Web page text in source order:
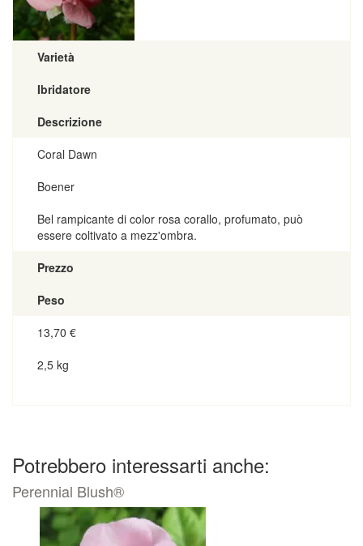
Varietà
Ibridatore
Descrizione
Coral Dawn
Boener
Bel rampicante di color rosa corallo, profumato, può
essere coltivato a mezz'ombra.
Prezzo
Peso
13,70 €
2,5 kg
Potrebbero interessarti anche:
Perennial Blush®